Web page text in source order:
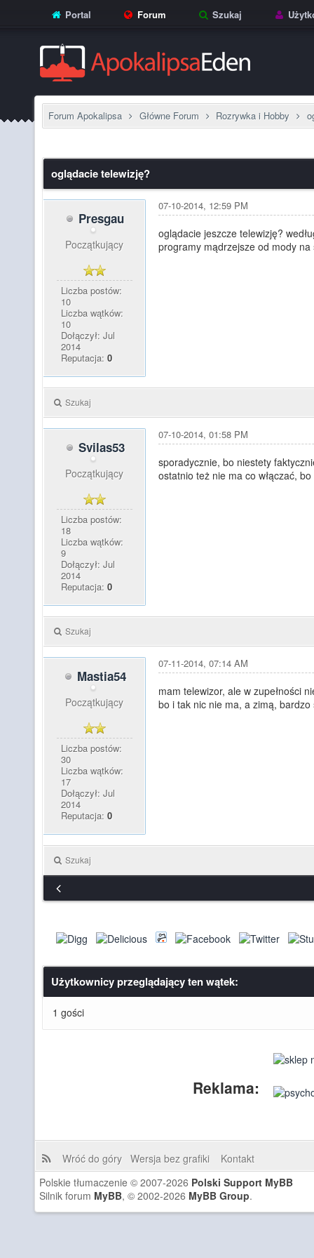
Portal Forum Szukaj
Forum Apokalipsa Główne Forum Rozrywka i Hobby
oglądacie telewizję?
Presgau
Początkujący
Liczba postów:
10
Liczba wątków:
10
Dołączył: Jul
2014
Reputacja: 0
07-10-2014, 12:59 PM
oglądacie jeszcze telewizję?
programy mądrzejsze od mody na
Szukaj
Svilas53
Początkujący
Liczba postów:
18
Liczba wątków:
9
Dołączył: Jul
2014
Reputacja: 0
07-10-2014, 01:58 PM
sporadycznie, bo niestety
ostatnio też nie ma co włączać,
Szukaj
Mastia54
Początkujący
Liczba postów:
30
Liczba wątków:
17
Dołączył: Jul
2014
Reputacja: 0
07-11-2014, 07:14 AM
mam telewizor, ale w zupełności
bo i tak nic nie ma, a zimą, bardzo
Szukaj
Użytkownicy przeglądający ten wątek:
1 gości
Reklama:
Wróć do góry Wersja bez grafiki
Kontakt
Polskie tłumaczenie © 2007-2026 Polski Support MyBB
Silnik forum MyBB, © 2002-2026 MyBB Group.